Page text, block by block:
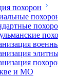
похорон
и МО